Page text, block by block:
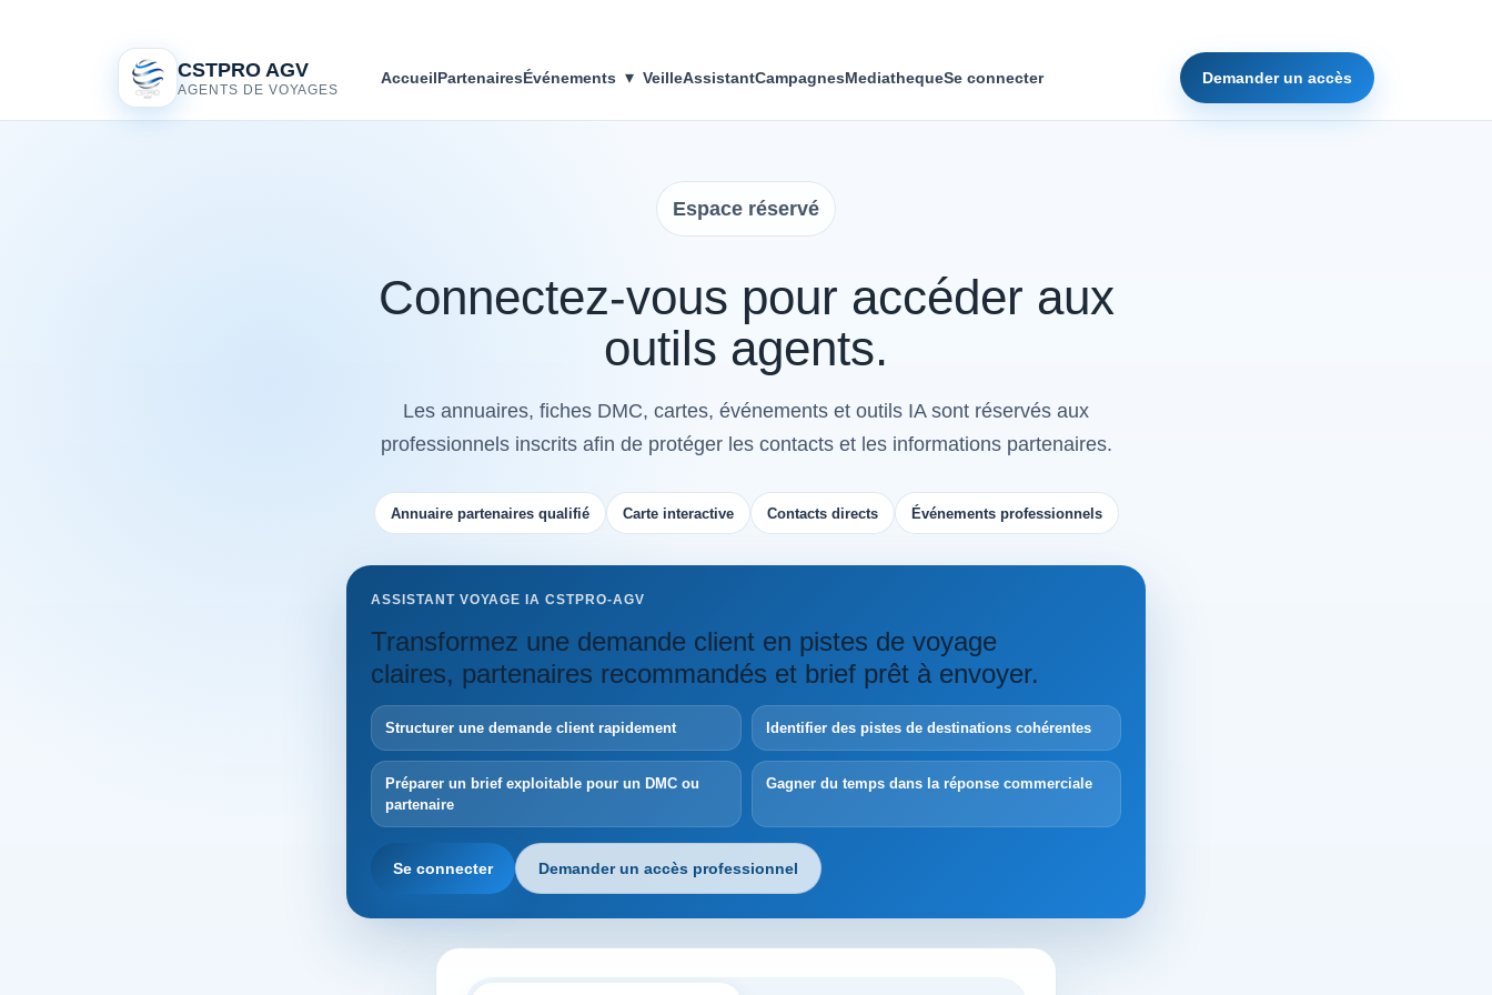
CSTPRO AGV
AGENTS DE VOYAGES
AccueilPartenairesÉvénements ▾ VeilleAssistantCampagnesMediathequeSe connecter Demander un accès
Espace réservé
Connectez-vous pour accéder aux
outils agents.
Les annuaires, fiches DMC, cartes, événements et outils IA sont réservés aux
professionnels inscrits afin de protéger les contacts et les informations partenaires.
Annuaire partenaires qualifié Carte interactive Contacts directs Événements professionnels
ASSISTANT VOYAGE IA CSTPRO-AGV
Transformez une demande client en pistes de voyage
claires, partenaires recommandés et brief prêt à envoyer.
Structurer une demande client rapidement Identifier des pistes de destinations cohérentes
Préparer un brief exploitable pour un DMC ou
partenaire
Gagner du temps dans la réponse commerciale
Se connecter Demander un accès professionnel